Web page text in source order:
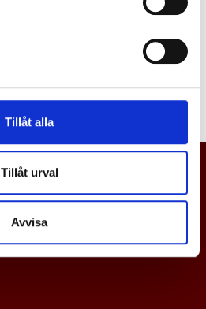
Tillåt alla
Tillåt urval
Avvisa
företagets